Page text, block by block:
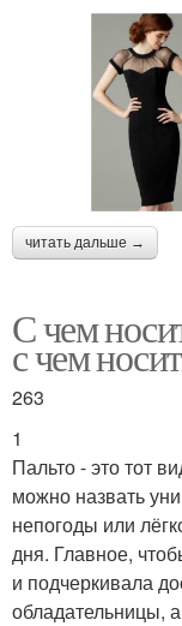
читать дальше →
С чем
с чем
263
1
Пальто - это тот
можно назвать
непогоды или
дня. Главное,
и подчеркивала
обладательницы,